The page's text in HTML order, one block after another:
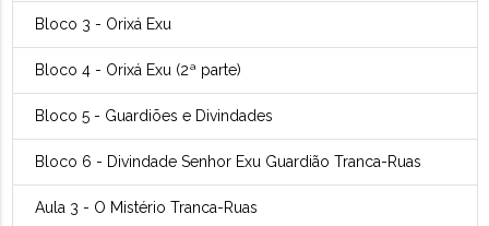
Bloco 3 - Orixá Exu
Bloco 4 - Orixá Exu (2ª parte)
Bloco 5 - Guardiões e Divindades
Bloco 6 - Divindade Senhor Exu Guardião Tranca-Ruas
Aula 3 - O Mistério Tranca-Ruas